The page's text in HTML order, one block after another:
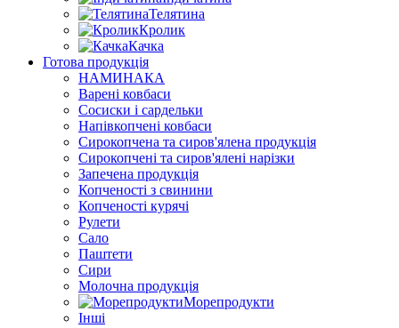
Телятина
Кролик
Качка
Готова продукція
НАМИНАКА
Варені ковбаси
Сосиски і сардельки
Напівкопчені ковбаси
Сирокопчена та сиров'ялена продукція
Сирокопчені та сиров'ялені нарізки
Запечена продукція
Копченості з свинини
Копченості курячі
Рулети
Сало
Паштети
Сири
Молочна продукція
Морепродукти
Інші